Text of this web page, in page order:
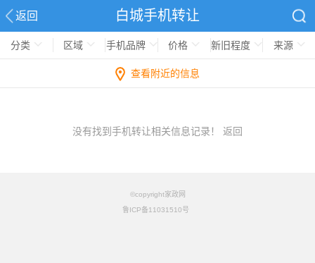
返回 白城手机转让
分类 区域 手机品牌 价格 新旧程度 来源
查看附近的信息
没有找到手机转让相关信息记录！ 返回
©copyright家政网
鲁ICP备11031510号